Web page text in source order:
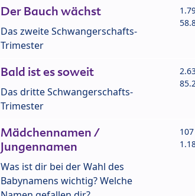
Der Bauch wächst
Das zweite Schwangerschafts-
Trimester
Bald ist es soweit
Das dritte Schwangerschafts-
Trimester
Mädchennamen /
Jungennamen
Was ist dir bei der Wahl des
Babynamens wichtig? Welche